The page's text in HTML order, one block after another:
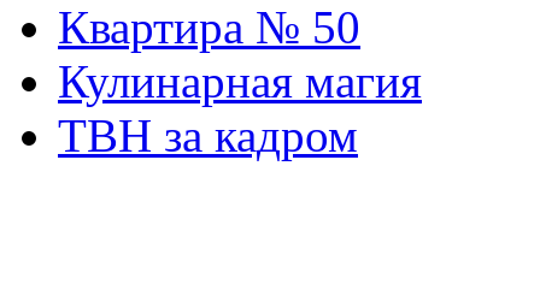
Квартира № 50
Кулинарная магия
ТВН за кадром